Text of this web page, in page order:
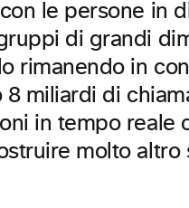
le persone in
di grandi
rimanendo in
miliardi di
in tempo reale
molto